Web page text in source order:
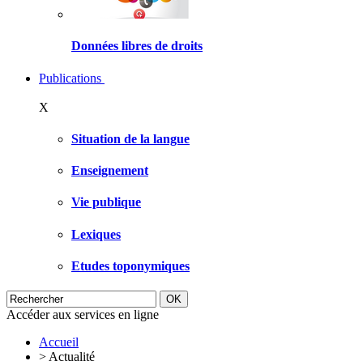
Données libres de droits
Publications
X
Situation de la langue
Enseignement
Vie publique
Lexiques
Etudes toponymiques
Accéder aux services en ligne
Accueil
> Actualité